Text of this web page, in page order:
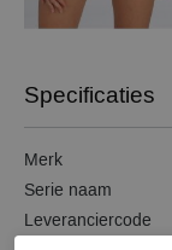
Specificaties
Merk
Serie naam
Leveranciercode